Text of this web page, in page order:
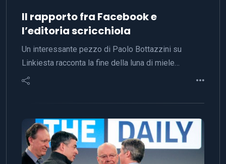
Il rapporto fra Facebook e
l’editoria scricchiola
Un interessante pezzo di Paolo Bottazzini su
Linkiesta racconta la fine della luna di miele…